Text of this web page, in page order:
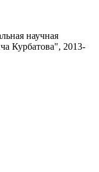
научная
Курбатова", 2013-